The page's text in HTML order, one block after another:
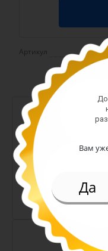
Артикул
Чай
Вам
Да